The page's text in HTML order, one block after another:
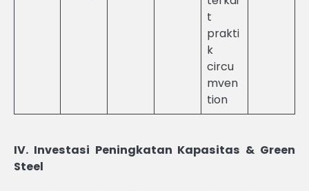
t
prakti
k
circu
mven
tion
IV. Investasi Peningkatan Kapasitas & Green
Steel